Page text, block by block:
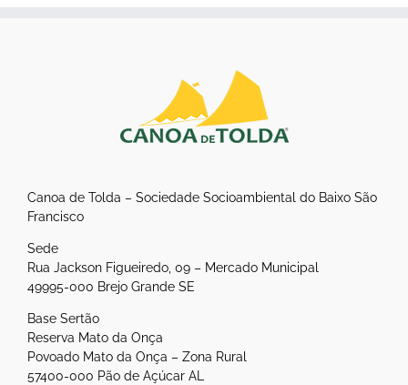
Canoa de Tolda – Sociedade Socioambiental do Baixo São
Francisco
Sede
Rua Jackson Figueiredo, 09 – Mercado Municipal
49995-000 Brejo Grande SE
Base Sertão
Reserva Mato da Onça
Povoado Mato da Onça – Zona Rural
57400-000 Pão de Açúcar AL